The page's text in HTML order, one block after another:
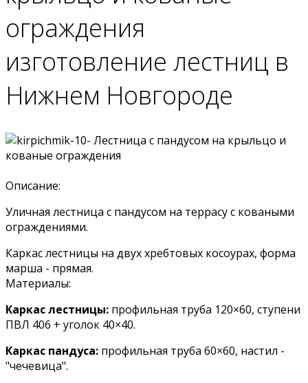
ограждения
изготовление лестниц в
Нижнем Новгороде
Описание:
Уличная лестница с пандусом на террасу с коваными
ограждениями.
Каркас лестницы на двух хребтовых косоурах, форма
марша - прямая.
Материалы:
Каркас лестницы: профильная труба 120×60, ступени
ПВЛ 406 + уголок 40×40.
Каркас пандуса: профильная труба 60×60, настил -
"чечевица".